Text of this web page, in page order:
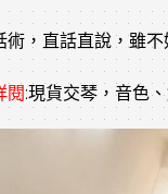
，直話直說，雖
閱:現貨交琴，音色